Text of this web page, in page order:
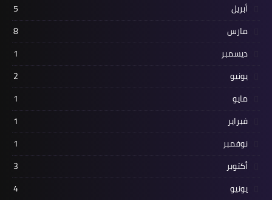
أبريل
5
مارس
8
ديسمبر
1
يونيو
2
مايو
1
فبراير
1
نوفمبر
1
أكتوبر
3
يونيو
4